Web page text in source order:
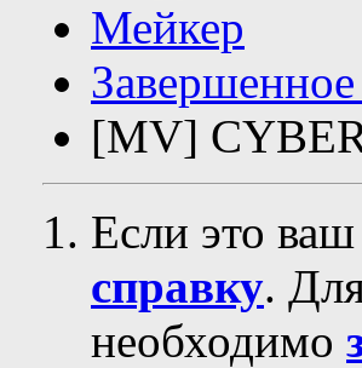
Мейкер
[MV]
Если это
справку.
необходимо